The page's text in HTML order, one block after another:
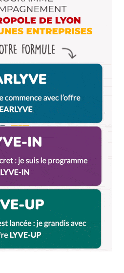
e-mail et mon site dans le
Et bim !